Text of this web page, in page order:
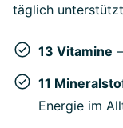
täglich
13 Vitamine
11
Energie im